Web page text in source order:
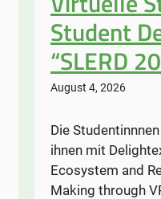
Student
“SLERD
August 4, 2026
Die
ihnen mit
Ecosystem and
Making through